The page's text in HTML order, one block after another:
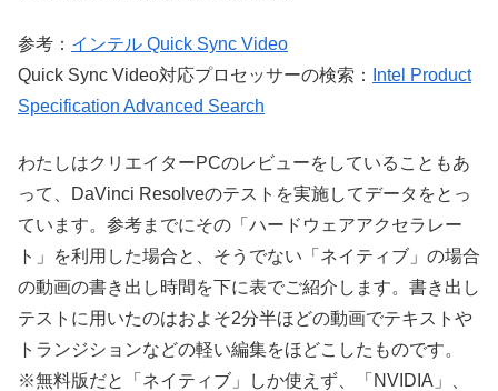
参考： インテル Quick Sync Video
Quick Sync Video対応プロセッサーの検索：
Intel Product
Specification Advanced Search
わたしはクリエイターPCのレビューをしていることもあ
って、DaVinci Resolveのテストを実施してデータをとっ
ています。参考までにその「ハードウェアアクセラレー
ト」を利用した場合と、そうでない「ネイティブ」の場合
の動画の書き出し時間を下に表でご紹介します。書き出し
テストに用いたのはおよそ2分半ほどの動画でテキストや
トランジションなどの軽い編集をほどこしたものです。
※無料版だと「ネイティブ」しか使えず、「NVIDIA」、